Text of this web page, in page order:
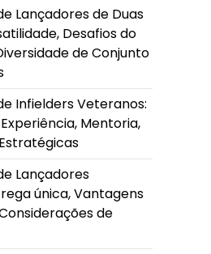
Lançadores de Duas
Desafios do
de Conjunto
Infielders Veteranos:
Mentoria,
Lançadores
única, Vantagens
de